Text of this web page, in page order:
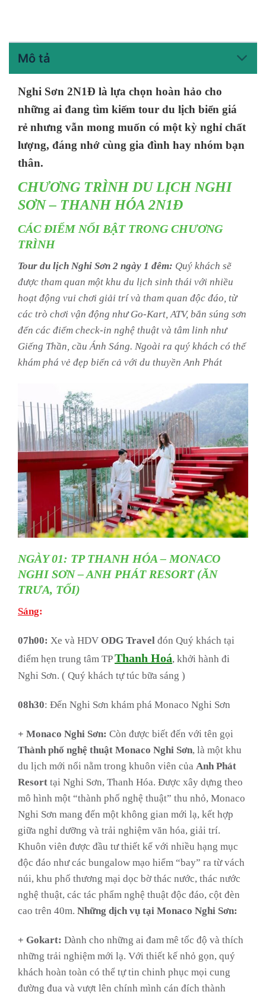
Mô tả
Nghi Sơn 2N1Đ là lựa chọn hoàn hảo cho
những ai đang tìm kiếm tour du lịch biển giá
rẻ nhưng vẫn mong muốn có một kỳ nghỉ chất
lượng, đáng nhớ cùng gia đình hay nhóm bạn
thân.
CHƯƠNG TRÌNH DU LỊCH NGHI
SƠN – THANH HÓA 2N1Đ
CÁC ĐIỂM NỔI BẬT TRONG CHƯƠNG
TRÌNH
Tour du lịch Nghi Sơn 2 ngày 1 đêm: Quý khách sẽ
được tham quan một khu du lịch sinh thái với nhiều
hoạt động vui chơi giải trí và tham quan độc đáo, từ
các trò chơi vận động như Go-Kart, ATV, bắn súng sơn
đến các điểm check-in nghệ thuật và tâm linh như
Giếng Thần, cầu Ánh Sáng. Ngoài ra quý khách có thể
khám phá vẻ đẹp biển cả với du thuyền Anh Phát
NGÀY 01: TP THANH HÓA – MONACO
NGHI SƠN – ANH PHÁT RESORT (ĂN
TRƯA, TỐI)
Sáng:
07h00: Xe và HDV ODG Travel đón Quý khách tại
điểm hẹn trung tâm TPThanh Hoá, khởi hành đi
Nghi Sơn. ( Quý khách tự túc bữa sáng )
08h30: Đến Nghi Sơn khám phá Monaco Nghi Sơn
+ Monaco Nghi Sơn: Còn được biết đến với tên gọi
Thành phố nghệ thuật Monaco Nghi Sơn, là một khu
du lịch mới nổi nằm trong khuôn viên của Anh Phát
Resort tại Nghi Sơn, Thanh Hóa. Được xây dựng theo
mô hình một “thành phố nghệ thuật” thu nhỏ, Monaco
Nghi Sơn mang đến một không gian mới lạ, kết hợp
giữa nghỉ dưỡng và trải nghiệm văn hóa, giải trí.
Khuôn viên được đầu tư thiết kế với nhiều hạng mục
độc đáo như các bungalow mạo hiểm “bay” ra từ vách
núi, khu phố thương mại dọc bờ thác nước, thác nước
nghệ thuật, các tác phẩm nghệ thuật độc đáo, cột đèn
cao trên 40m. Những dịch vụ tại Monaco Nghi Sơn:
+ Gokart: Dành cho những ai đam mê tốc độ và thích
những trải nghiệm mới lạ. Với thiết kế nhỏ gọn, quý
khách hoàn toàn có thể tự tin chinh phục mọi cung
đường đua và vượt lên chính mình cán đích thành